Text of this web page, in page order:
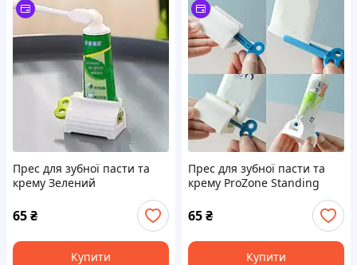
Прес для зубної пасти та
крему Зелений
65₴
Купити
Прес для зубної пасти та
крему ProZone Standing
65₴
Купити